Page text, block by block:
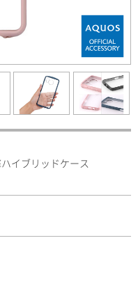
イブリッドケース